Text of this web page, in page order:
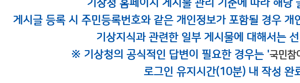
기상청 홈페이지 게시물 관리 기준에 따라 해당
게시글 등록 시 주민등록번호와 같은 개인정보가 포함될 경우
기상지식과 관련한 일부 게시물에 대해서는
※ 기상청의 공식적인 답변이 필요한 경우는 '국민참
로그인 유지시간(10분) 내 작성 완